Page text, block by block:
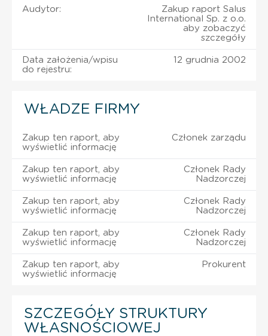
Audytor:
Zakup raport Salus
International Sp. z o.o.
aby zobaczyć
szczegóły
Data założenia/wpisu
do rejestru:
12 grudnia 2002
WŁADZE FIRMY
Zakup ten raport, aby
wyświetlić informację
Członek zarządu
Zakup ten raport, aby
wyświetlić informację
Członek Rady
Nadzorczej
Zakup ten raport, aby
wyświetlić informację
Członek Rady
Nadzorczej
Zakup ten raport, aby
wyświetlić informację
Członek Rady
Nadzorczej
Zakup ten raport, aby
wyświetlić informację
Prokurent
SZCZEGÓŁY STRUKTURY
WŁASNOŚCIOWEJ